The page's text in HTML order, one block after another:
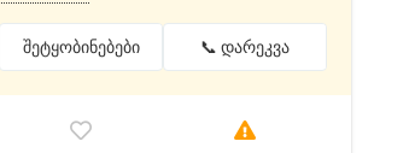
შეტყობინებები 📞 დარეკვა